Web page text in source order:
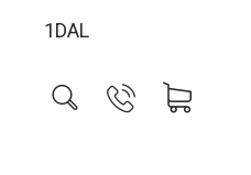
1DAL